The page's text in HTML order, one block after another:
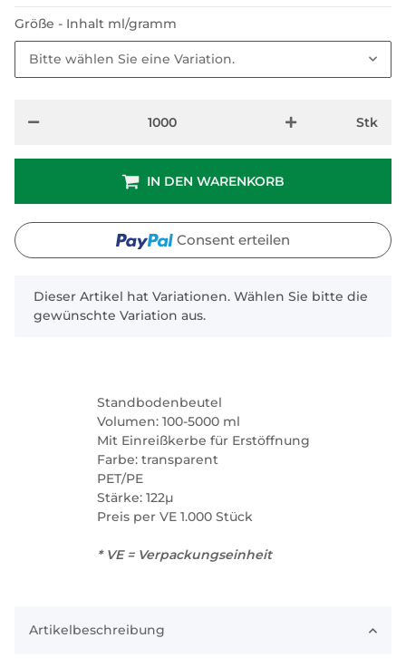
Standbodenbeutel
Volumen: 100-5000 ml
Mit Einreißkerbe für Erstöffnung
Farbe: transparent
PET/PE
Stärke: 122µ
Preis per VE 1.000 Stück
* VE = Verpackungseinheit
Größe - Inhalt ml/gramm
Bitte wählen Sie eine Variation.
Stk
IN DEN WARENKORB
Consent erteilen
x
Dieser Artikel hat Variationen. Wählen Sie bitte die
gewünschte Variation aus.
Artikelbeschreibung